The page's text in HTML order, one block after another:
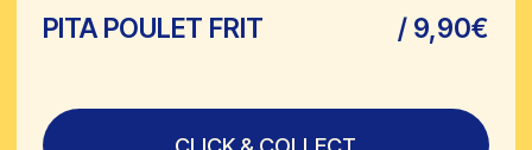
POURQUOI EATSA ?